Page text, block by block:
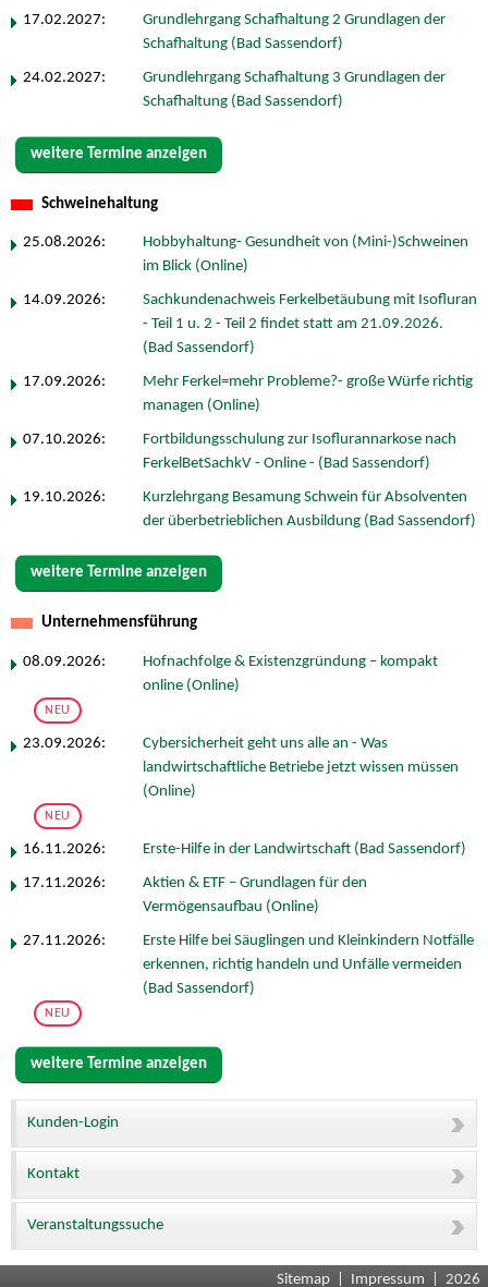
17.02.2027:
Grundlehrgang Schafhaltung 2 Grundlagen der
Schafhaltung (Bad Sassendorf)
24.02.2027:
Grundlehrgang Schafhaltung 3 Grundlagen der
Schafhaltung (Bad Sassendorf)
weitere Termine anzeigen
Schweinehaltung
25.08.2026:
Hobbyhaltung- Gesundheit von (Mini-)Schweinen
im Blick (Online)
14.09.2026:
Sachkundenachweis Ferkelbetäubung mit Isofluran
- Teil 1 u. 2 - Teil 2 findet statt am 21.09.2026.
(Bad Sassendorf)
17.09.2026:
Mehr Ferkel=mehr Probleme?- große Würfe richtig
managen (Online)
07.10.2026:
Fortbildungsschulung zur Isoflurannarkose nach
FerkelBetSachkV - Online - (Bad Sassendorf)
19.10.2026:
Kurzlehrgang Besamung Schwein für Absolventen
der überbetrieblichen Ausbildung (Bad Sassendorf)
weitere Termine anzeigen
Unternehmensführung
08.09.2026:
Hofnachfolge & Existenzgründung – kompakt
online (Online)
NEU
23.09.2026:
Cybersicherheit geht uns alle an - Was
landwirtschaftliche Betriebe jetzt wissen müssen
(Online)
NEU
16.11.2026: Erste-Hilfe in der Landwirtschaft (Bad Sassendorf)
17.11.2026:
Aktien & ETF – Grundlagen für den
Vermögensaufbau (Online)
27.11.2026:
Erste Hilfe bei Säuglingen und Kleinkindern Notfälle
erkennen, richtig handeln und Unfälle vermeiden
(Bad Sassendorf)
NEU
weitere Termine anzeigen
Kunden-Login
Kontakt
Veranstaltungssuche
Sitemap Impressum | 2026